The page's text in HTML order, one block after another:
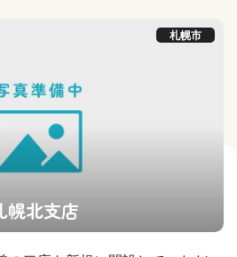
札幌市
北支店